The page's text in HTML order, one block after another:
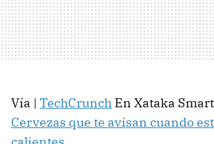
Vía | TechCrunch En Xataka
Cervezas que te avisan cuando